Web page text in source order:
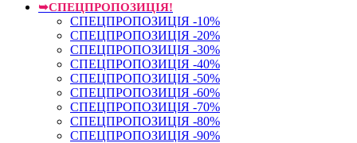
➥СПЕЦПРОПОЗИЦІЯ!
СПЕЦПРОПОЗИЦІЯ -10%
СПЕЦПРОПОЗИЦІЯ -20%
СПЕЦПРОПОЗИЦІЯ -30%
СПЕЦПРОПОЗИЦІЯ -40%
СПЕЦПРОПОЗИЦІЯ -50%
СПЕЦПРОПОЗИЦІЯ -60%
СПЕЦПРОПОЗИЦІЯ -70%
СПЕЦПРОПОЗИЦІЯ -80%
СПЕЦПРОПОЗИЦІЯ -90%